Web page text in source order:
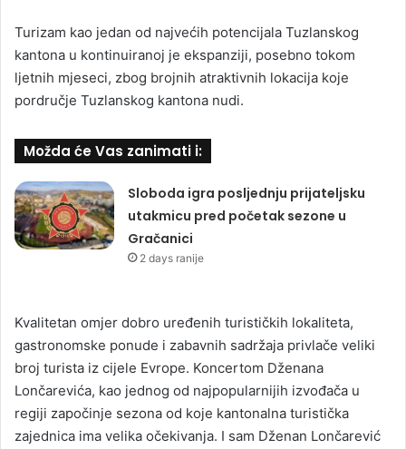
Turizam kao jedan od najvećih potencijala Tuzlanskog
kantona u kontinuiranoj je ekspanziji, posebno tokom
ljetnih mjeseci, zbog brojnih atraktivnih lokacija koje
pordručje Tuzlanskog kantona nudi.
Možda će Vas zanimati i:
Sloboda igra posljednju prijateljsku
utakmicu pred početak sezone u
Gračanici
2 days ranije
Kvalitetan omjer dobro uređenih turističkih lokaliteta,
gastronomske ponude i zabavnih sadržaja privlače veliki
broj turista iz cijele Evrope. Koncertom Dženana
Lončarevića, kao jednog od najpopularnijih izvođača u
regiji započinje sezona od koje kantonalna turistička
zajednica ima velika očekivanja. I sam Dženan Lončarević